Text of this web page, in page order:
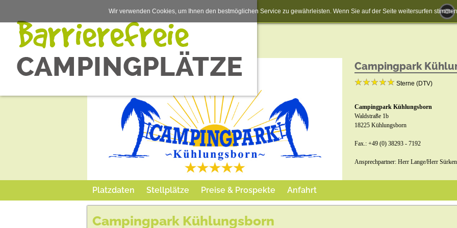
Campingpark
Sterne (DTV)
Campingpark Kühlungsborn
Waldstraße 1b
18225 Kühlungsborn
Fax.: +49 (0) 38293 - 7192
Ansprechpartner: Herr Lange/Herr Sürken
Platzdaten Stellplätze Preise & Prospekte Anfahrt
Campingpark Kühlungsborn
Wir verwenden Cookies, um Ihnen den bestmöglichen Service zu gewährleisten. Wenn Sie auf der Seite weitersurfen